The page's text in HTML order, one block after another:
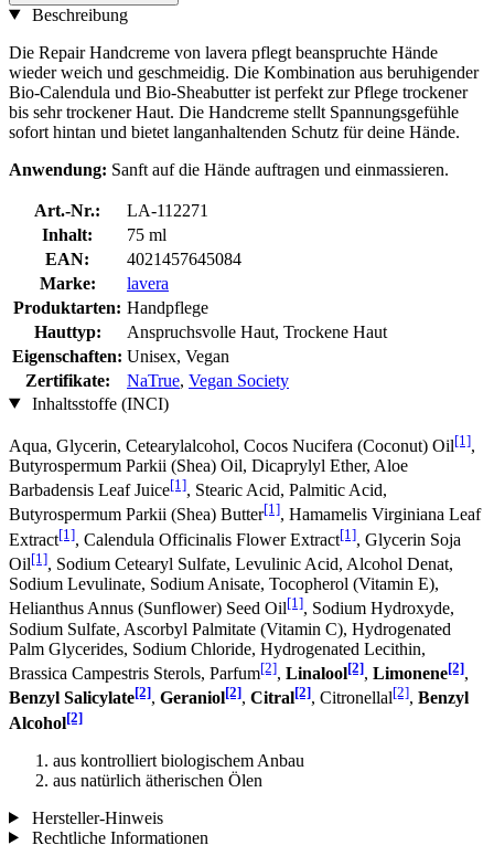
Beschreibung
Die Repair Handcreme von lavera pflegt beanspruchte Hände
wieder weich und geschmeidig. Die Kombination aus beruhigender
Bio-Calendula und Bio-Sheabutter ist perfekt zur Pflege trockener
bis sehr trockener Haut. Die Handcreme stellt Spannungsgefühle
sofort hintan und bietet langanhaltenden Schutz für deine Hände.
Anwendung: Sanft auf die Hände auftragen und einmassieren.
Art.-Nr.:
LA-112271
Inhalt:
75 ml
EAN:
4021457645084
Marke:
lavera
Produktarten: Handpflege
Hauttyp:
Anspruchsvolle Haut, Trockene Haut
Eigenschaften: Unisex, Vegan
Zertifikate:
NaTrue, Vegan Society
Inhaltsstoffe (INCI)
Aqua, Glycerin, Cetearylalcohol, Cocos Nucifera (Coconut) Oil[1],
Butyrospermum Parkii (Shea) Oil, Dicaprylyl Ether, Aloe
Barbadensis Leaf Juice[1], Stearic Acid, Palmitic Acid,
Butyrospermum Parkii (Shea) Butter[1], Hamamelis Virginiana Leaf
Extract[1], Calendula Officinalis Flower Extract[1], Glycerin Soja
Oil[1], Sodium Cetearyl Sulfate, Levulinic Acid, Alcohol Denat,
Sodium Levulinate, Sodium Anisate, Tocopherol (Vitamin E),
Helianthus Annus (Sunflower) Seed Oil[1], Sodium Hydroxyde,
Sodium Sulfate, Ascorbyl Palmitate (Vitamin C), Hydrogenated
Palm Glycerides, Sodium Chloride, Hydrogenated Lecithin,
Brassica Campestris Sterols, Parfum[2], Linalool[2], Limonene[2],
Benzyl Salicylate[2], Geraniol[2], Citral[2], Citronellal[2], Benzyl
Alcohol[2]
aus kontrolliert biologischem Anbau
aus natürlich ätherischen Ölen
Hersteller-Hinweis
Rechtliche Informationen